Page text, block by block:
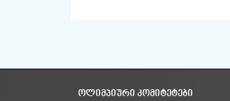
ᲝᲚᲘᲛᲞᲘᲣᲠᲘ ᲙᲝᲛᲘᲢᲔᲢᲔᲑᲘ